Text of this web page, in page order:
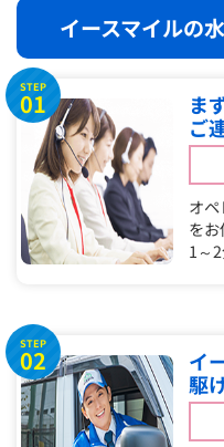
イースマイルの
STEP
01
ま
ご
オ
を
1～
STEP
02
イ
駆